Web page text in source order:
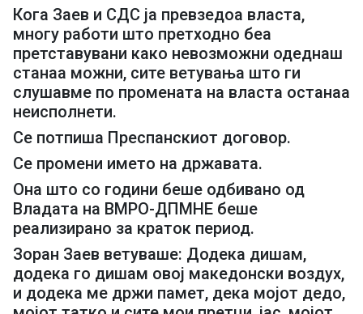
Кога Заев и СДС ја превзедоа власта,
многу работи што претходно беа
претставувани како невозможни одеднаш
станаа можни, сите ветувања што ги
слушавме по промената на власта останаа
неисполнети.
Се потпиша Преспанскиот договор.
Се промени името на државата.
Она што со години беше одбивано од
Владата на ВМРО-ДПМНЕ беше
реализирано за краток период.
Зоран Заев ветуваше: Додека дишам,
додека го дишам овој македонски воздух,
и додека ме држи памет, дека мојот дедо,